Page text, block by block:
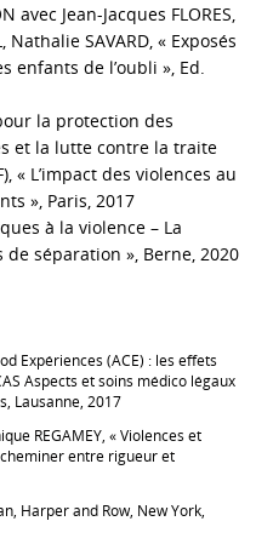
avec Jean‑Jacques FLORES,
Nathalie SAVARD, « Exposés
enfants de l’oubli », Ed.
la protection des
et la lutte contre la traite
« L’impact des violences au
», Paris, 2017
à la violence – La
séparation », Berne, 2020
Expériences (ACE) : les effets
Aspects et soins médico légaux
Lausanne, 2017
REGAMEY, « Violences et
entre rigueur et
Harper and Row, New York,